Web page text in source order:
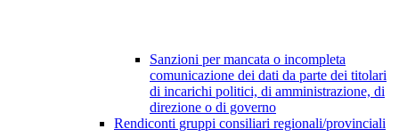
Sanzioni per mancata o incompleta
comunicazione dei dati da parte dei titolari
di incarichi politici, di amministrazione, di
direzione o di governo
Rendiconti gruppi consiliari regionali/provinciali